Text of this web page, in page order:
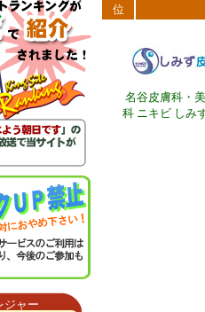
ジャー
位
名谷皮膚科・
科 ニキビ しみ